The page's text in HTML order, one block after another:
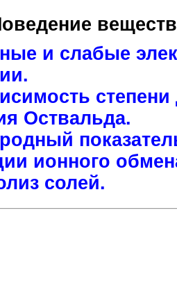
и слабые
Оствальда.
ионного
солей.